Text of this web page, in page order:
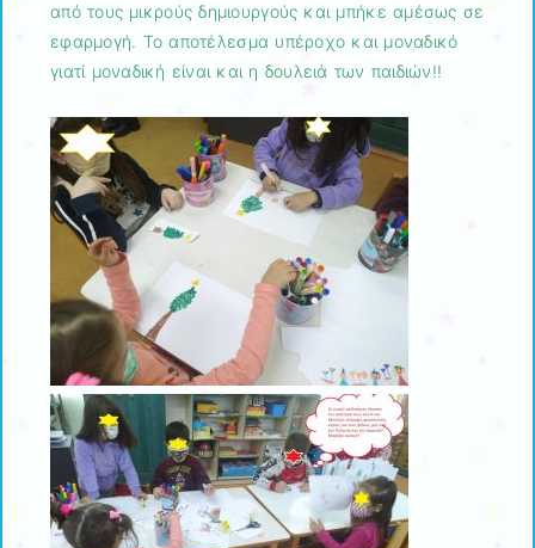
από τους μικρούς δημιουργούς και μπήκε αμέσως σε
εφαρμογή. Το αποτέλεσμα υπέροχο και μοναδικό
γιατί μοναδική είναι και η δουλειά των παιδιών!!